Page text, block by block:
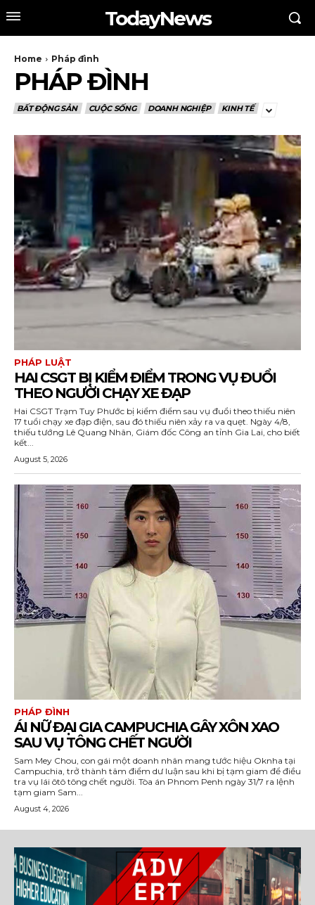
TodayNews
Home Pháp đình
PHÁP ĐÌNH
BẤT ĐỘNG SẢN CUỘC SỐNG DOANH NGHIỆP KINH TẾ
PHÁP LUẬT
HAI CSGT BỊ KIỂM ĐIỂM TRONG VỤ ĐUỔI
THEO NGƯỜI CHẠY XE ĐẠP
Hai CSGT Trạm Tuy Phước bị kiểm điểm sau vụ đuổi theo thiếu niên
17 tuổi chạy xe đạp điện, sau đó thiếu niên xảy ra va quẹt. Ngày 4/8,
thiếu tướng Lê Quang Nhân, Giám đốc Công an tỉnh Gia Lai, cho biết
kết...
August 5, 2026
PHÁP ĐÌNH
ÁI NỮ ĐẠI GIA CAMPUCHIA GÂY XÔN XAO
SAU VỤ TÔNG CHẾT NGƯỜI
Sam Mey Chou, con gái một doanh nhân mang tước hiệu Oknha tại
Campuchia, trở thành tâm điểm dư luận sau khi bị tạm giam để điều
tra vụ lái ôtô tông chết người. Tòa án Phnom Penh ngày 31/7 ra lệnh
tạm giam Sam...
August 4, 2026